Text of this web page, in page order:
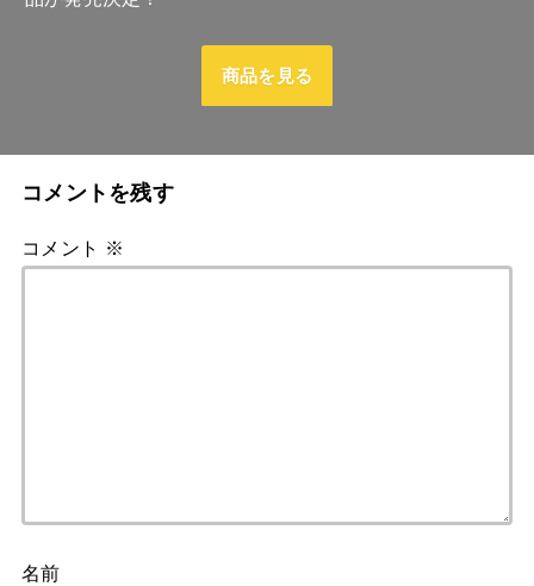
商品を見る
コメントを残す
コメント ※
名前